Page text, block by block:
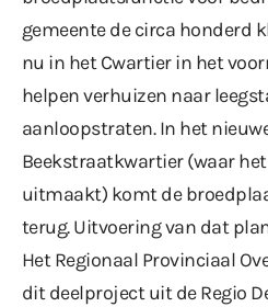
gemeente de circa honderd
nu in het Cwartier in het
helpen verhuizen naar
aanloopstraten. In het
Beekstraatkwartier (waar
uitmaakt) komt de
terug. Uitvoering van dat
Het Regionaal Provinciaal
dit deelproject uit de Regio